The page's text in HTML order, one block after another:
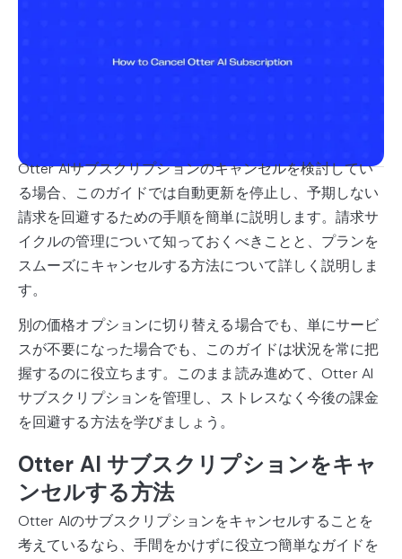
Otter AIサブスクリプションのキャンセルを検討してい
る場合、このガイドでは自動更新を停止し、予期しない
請求を回避するための手順を簡単に説明します。請求サ
イクルの管理について知っておくべきことと、プランを
スムーズにキャンセルする方法について詳しく説明しま
す。
別の価格オプションに切り替える場合でも、単にサービ
スが不要になった場合でも、このガイドは状況を常に把
握するのに役立ちます。このまま読み進めて、Otter AI
サブスクリプションを管理し、ストレスなく今後の課金
を回避する方法を学びましょう。
Otter AI サブスクリプションをキャ
ンセルする方法
Otter AIのサブスクリプションをキャンセルすることを
考えているなら、手間をかけずに役立つ簡単なガイドを